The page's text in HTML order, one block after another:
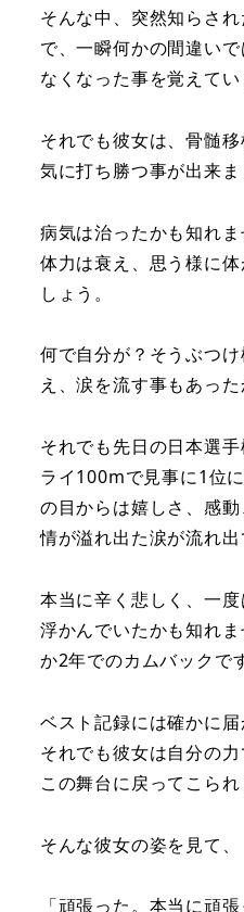
そんな中、突然知らさ
で、一瞬何かの間違い
なくなった事を覚えてい
それでも彼女は、骨髄
気に打ち勝つ事が出来ま
病気は治ったかも知れ
体力は衰え、思う様に
しょう。
何で自分が？そうぶつ
え、涙を流す事もあった
それでも先日の日本選
ライ100mで見事に1位
の目からは嬉しさ、感
情が溢れ出た涙が流れ出
本当に辛く悲しく、一
浮かんでいたかも知れ
か2年でのカムバックで
ベスト記録には確かに届
それでも彼女は自分の
この舞台に戻ってこられ
そんな彼女の姿を見て、
「頑張った。本当に頑